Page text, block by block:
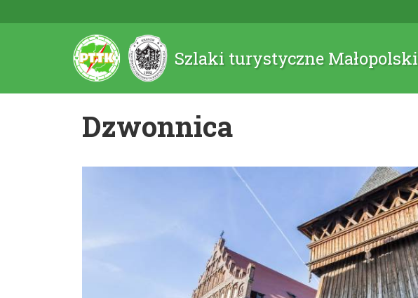
Szlaki turystyczne Małopolski
Dzwonnica